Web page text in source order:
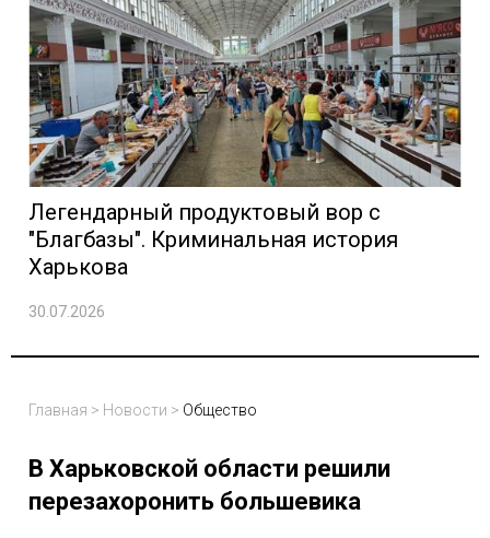
Легендарный продуктовый вор с
"Благбазы". Криминальная история
Харькова
30.07.2026
Главная > Новости > Общество
В Харьковской области решили
перезахоронить большевика